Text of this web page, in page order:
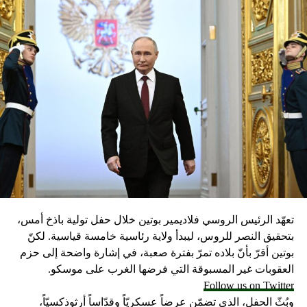
لا لشروط “القوّات” وجنبلاط!
DON'T MISS
اكتشاف علامة جديدة تدل على الموت المبكر
تعهّد الرئيس الروسي فلاديمير بوتين خلال حفل تولية باذخ أمس،
بتحقيق النصر للروس، ليبدأ ولاية رئاسية خامسة قياسية. لكنّ
بوتين أقرّ بأنّ بلاده تمرّ بفترة صعبة، في إشارة واضحة إلى حزم
العقوبات غير المسبوقة التي فرضها الغرب على موسكو.
Follow us on Twitter
وبُثّ الحفل، الذي تضمّن عرضاً عسكريّاً وقدّاساً أرثوذكسيّاً،